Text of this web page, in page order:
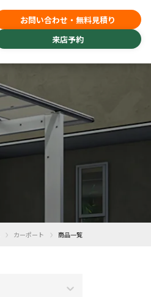
お問い合わせ・無料見積り
来店予約
› カーポート › 商品一覧